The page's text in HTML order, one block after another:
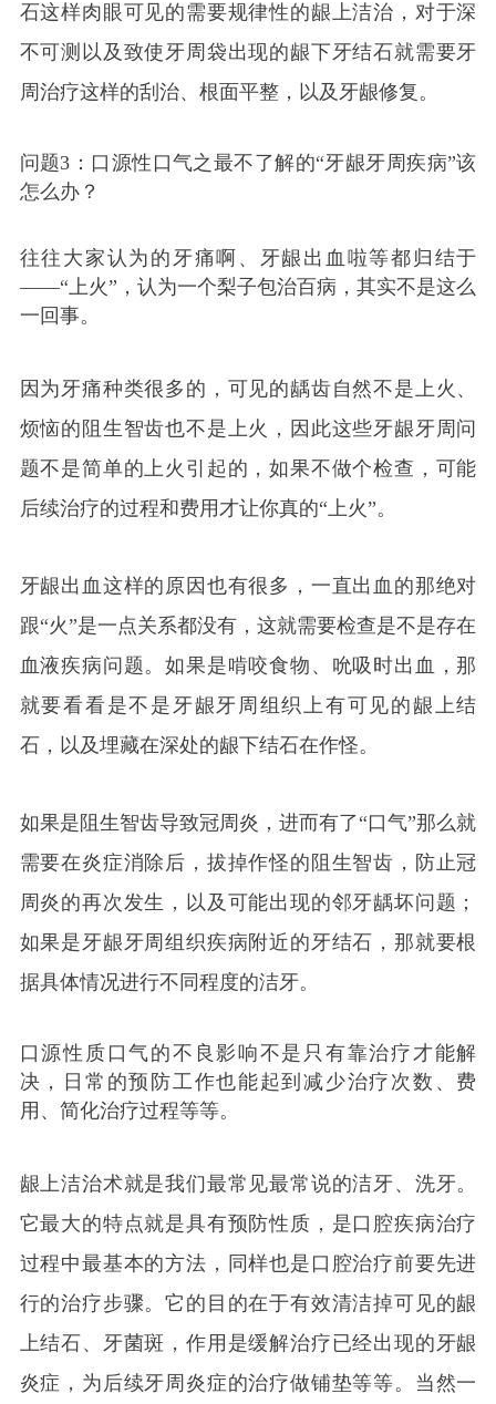
石这样肉眼可见的需要规律性的龈上洁治，对于深
不可测以及致使牙周袋出现的龈下牙结石就需要牙
周治疗这样的刮治、根面平整，以及牙龈修复。
问题3：口源性口气之最不了解的“牙龈牙周疾病”该
怎么办？
往往大家认为的牙痛啊、牙龈出血啦等都归结于
——“上火”，认为一个梨子包治百病，其实不是这么
一回事。
因为牙痛种类很多的，可见的龋齿自然不是上火、
烦恼的阻生智齿也不是上火，因此这些牙龈牙周问
题不是简单的上火引起的，如果不做个检查，可能
后续治疗的过程和费用才让你真的“上火”。
牙龈出血这样的原因也有很多，一直出血的那绝对
跟“火”是一点关系都没有，这就需要检查是不是存在
血液疾病问题。如果是啃咬食物、吮吸时出血，那
就要看看是不是牙龈牙周组织上有可见的龈上结
石，以及埋藏在深处的龈下结石在作怪。
如果是阻生智齿导致冠周炎，进而有了“口气”那么就
需要在炎症消除后，拔掉作怪的阻生智齿，防止冠
周炎的再次发生，以及可能出现的邻牙龋坏问题；
如果是牙龈牙周组织疾病附近的牙结石，那就要根
据具体情况进行不同程度的洁牙。
口源性质口气的不良影响不是只有靠治疗才能解
决，日常的预防工作也能起到减少治疗次数、费
用、简化治疗过程等等。
龈上洁治术就是我们最常见最常说的洁牙、洗牙。
它最大的特点就是具有预防性质，是口腔疾病治疗
过程中最基本的方法，同样也是口腔治疗前要先进
行的治疗步骤。它的目的在于有效清洁掉可见的龈
上结石、牙菌斑，作用是缓解治疗已经出现的牙龈
炎症，为后续牙周炎症的治疗做铺垫等等。当然一